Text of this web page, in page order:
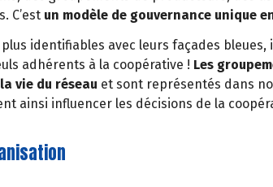
C’est un modèle de gouvernance unique
identifiables avec leurs façades bleues,
adhérents à la coopérative ! Les
vie du réseau et sont représentés dans
ainsi influencer les décisions de la